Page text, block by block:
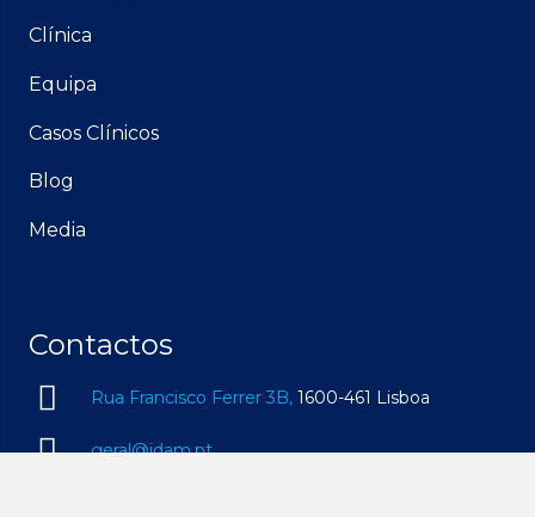
Clínica
Equipa
Casos Clínicos
Blog
Media
Contactos
Rua Francisco Ferrer 3B, 1600-461 Lisboa
geral@idam.pt